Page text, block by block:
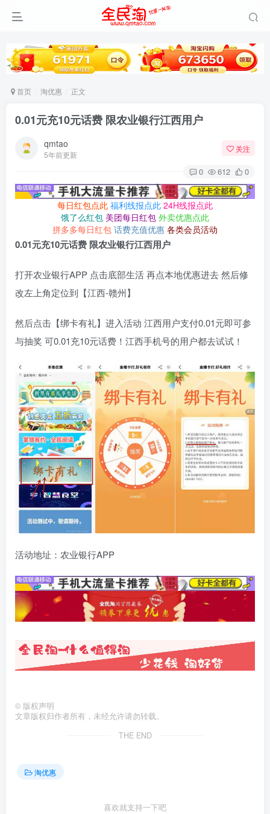
首页 淘优惠 正文
0.01元充10元话费 限农业银行江西用户
qmtao
5年前更新
关注
0 612 0
每日红包点此 福利线报点此 24H线报点此
饿了么红包 美团每日红包 外卖优惠点此
拼多多每日红包 话费充值优惠 各类会员活动
0.01元充10元话费 限农业银行江西用户
打开农业银行APP 点击底部生活 再点本地优惠进去 然后修
改左上角定位到【江西-赣州】
然后点击【绑卡有礼】进入活动 江西用户支付0.01元即可参
与抽奖 可0.01充10元话费！江西手机号的用户都去试试！
活动地址：农业银行APP
© 版权声明
文章版权归作者所有，未经允许请勿转载。
THE END
淘优惠
喜欢就支持一下吧